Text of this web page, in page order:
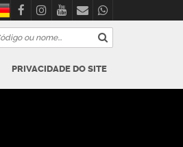
PRIVACIDADE DO SITE